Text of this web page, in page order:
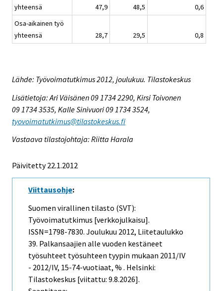
yhteensä
47,9 48,5
0,6
Osa-aikainen työ
yhteensä
28,7 29,5 0,8
Lähde: Työvoimatutkimus 2012, joulukuu. Tilastokeskus
Lisätietoja: Ari Väisänen 09 1734 2290, Kirsi Toivonen
09 1734 3535, Kalle Sinivuori 09 1734 3524,
tyovoimatutkimus@tilastokeskus.fi
Vastaava tilastojohtaja: Riitta Harala
Päivitetty 22.1.2012
Viittausohje:
Suomen virallinen tilasto (SVT):
Työvoimatutkimus [verkkojulkaisu].
ISSN=1798-7830. Joulukuu 2012, Liitetaulukko
39. Palkansaajien alle vuoden kestäneet
työsuhteet työsuhteen tyypin mukaan 2011/IV
- 2012/IV, 15-74-vuotiaat, % . Helsinki:
Tilastokeskus [viitattu: 9.8.2026].